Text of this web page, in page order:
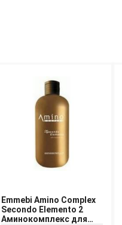
Emmebi Amino Complex
Secondo Elemento 2
Аминокомплекс для